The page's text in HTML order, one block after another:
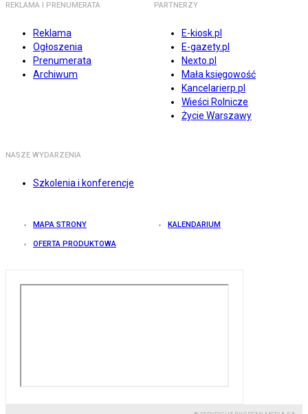
REKLAMA I PRENUMERATA
Reklama
Ogłoszenia
Prenumerata
Archiwum
PARTNERZY
E-kiosk.pl
E-gazety.pl
Nexto.pl
Mała księgowość
Kancelarierp.pl
Wieści Rolnicze
Życie Warszawy
NASZE WYDARZENIA
Szkolenia i konferencje
MAPA STRONY KALENDARIUM
OFERTA PRODUKTOWA